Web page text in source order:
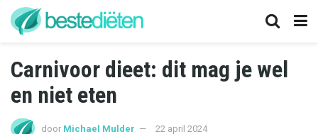
Carnivoor dieet: dit mag je wel
en niet eten
door Michael Mulder 22 april 2024